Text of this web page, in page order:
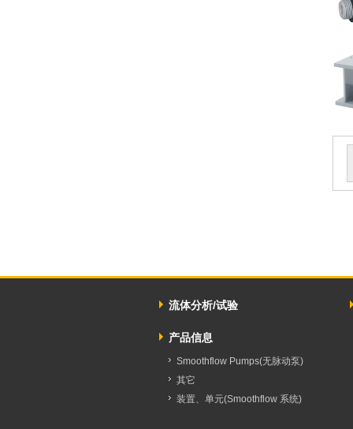
流体分析/试验
产品信息
Smoothflow Pumps(无脉动泵)
其它
装置、单元(Smoothflow 系统)